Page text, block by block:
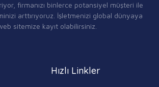
firmanızı binlerce potansiyel müşteri ile
arttırıyoruz. İşletmenizi global dünyaya
sitemize kayıt olabilirsiniz.
Hızlı Linkler